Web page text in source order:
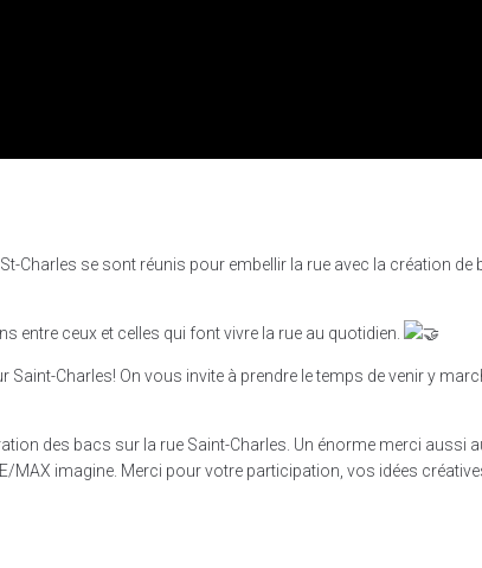
Charles se sont réunis pour embellir la rue avec la création
entre ceux et celles qui font vivre la rue au quotidien.
Saint-Charles! On vous invite à prendre le temps de venir y
des bacs sur la rue Saint-Charles. Un énorme merci aussi
MAX imagine. Merci pour votre participation, vos idées